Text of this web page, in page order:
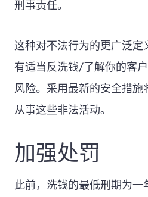
刑事责任。
这种对不法行为的更广泛定
有适当反洗钱/了解你的客
风险。采用最新的安全措施
从事这些非法活动。
加强处罚
此前，洗钱的最低刑期为一